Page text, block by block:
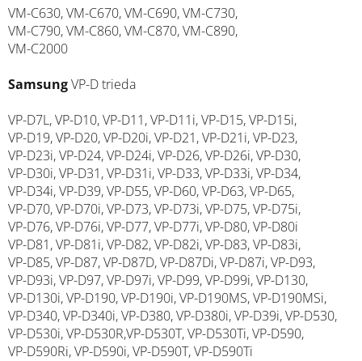
VM-C630, VM-C670, VM-C690, VM-C730,
VM-C790, VM-C860, VM-C870, VM-C890,
VM-C2000
SamsungVP-D trieda
VP-D7L, VP-D10, VP-D11, VP-D11i, VP-D15, VP-D15i,
VP-D19, VP-D20, VP-D20i, VP-D21, VP-D21i, VP-D23,
VP-D23i, VP-D24, VP-D24i, VP-D26, VP-D26i, VP-D30,
VP-D30i, VP-D31, VP-D31i, VP-D33, VP-D33i, VP-D34,
VP-D34i, VP-D39, VP-D55, VP-D60, VP-D63, VP-D65,
VP-D70, VP-D70i, VP-D73, VP-D73i, VP-D75, VP-D75i,
VP-D76, VP-D76i, VP-D77, VP-D77i, VP-D80, VP-D80i
VP-D81, VP-D81i, VP-D82, VP-D82i, VP-D83, VP-D83i,
VP-D85, VP-D87, VP-D87D, VP-D87Di, VP-D87i, VP-D93,
VP-D93i, VP-D97, VP-D97i, VP-D99, VP-D99i, VP-D130,
VP-D130i, VP-D190, VP-D190i, VP-D190MS, VP-D190MSi,
VP-D340, VP-D340i, VP-D380, VP-D380i, VP-D39i, VP-D530,
VP-D530i, VP-D530R,VP-D530T, VP-D530Ti, VP-D590,
VP-D590Ri, VP-D590i, VP-D590T, VP-D590Ti